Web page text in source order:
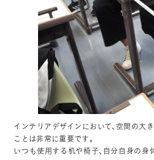
インテリアデザインにおいて、空間の大
ことは非常に重要です。
いつも使用する机や椅子、自分自身の身